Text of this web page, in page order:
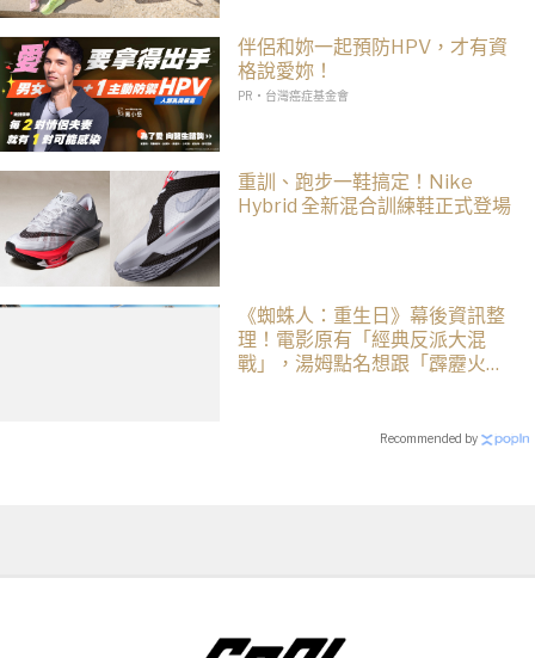
伴侶和妳一起預防HPV，才有資
格說愛妳！
PR・台灣癌症基金會
重訓、跑步一鞋搞定！Nike
Hybrid 全新混合訓練鞋正式登場
《蜘蛛人：重生日》幕後資訊整
理！電影原有「經典反派大混
戰」，湯姆點名想跟「霹靂火」
Recommended by